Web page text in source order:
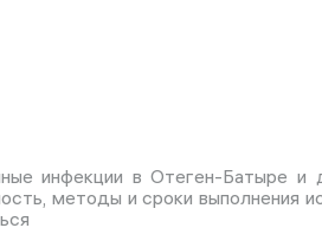
инфекции в Отеген-Батыре и
методы и сроки выполнения